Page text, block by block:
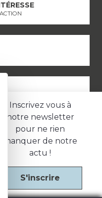
Inscrivez vous à
notre newsletter
pour ne rien
manquer de notre
actu !
S'inscrire
confidentialité